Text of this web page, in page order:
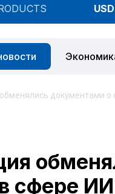
USD
документами о
сфере